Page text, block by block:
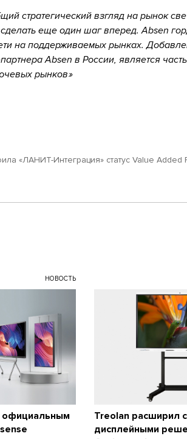
стратегический взгляд на рынок
еще один шаг вперед. Absen
на поддерживаемых рынках.
Absen в России, является
рынков
«ЛАНИТ-Интеграция» статус Value Added
НОВОСТЬ
официальным
Treolan расширил
дисплейными